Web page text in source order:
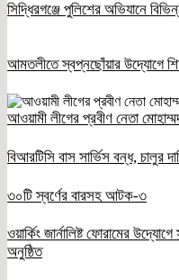
সিদ্ধিরগঞ্জে পুলিশের অভিযানে
আমতলীতে স্বপ্নছোঁয়ার উদ্যোগে
আওয়ামী লীগের প্রবীণ নেতা
বিআরটিসি বাস সার্ভিস বন্ধ, চালুর
৩০টি স্বর্ণের বারসহ আটক-৩
ওয়ার্কিং জার্নালিষ্ট ফোরামের
অনুষ্ঠিত